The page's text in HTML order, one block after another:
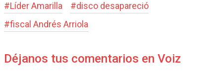
#Líder Amarilla #disco desapareció
#fiscal Andrés Arriola
Déjanos tus comentarios en Voiz